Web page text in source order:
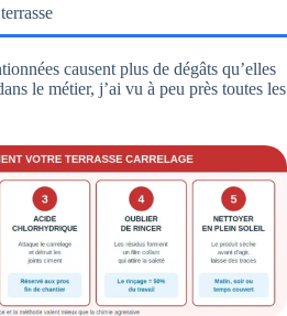
causent plus de dégâts qu’elles
le métier, j’ai vu à peu près toutes les